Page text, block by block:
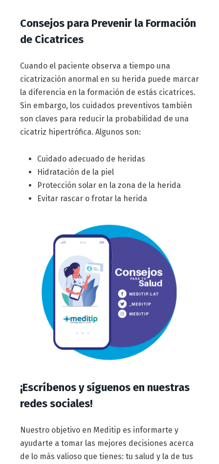
Consejos para Prevenir la Formación
de Cicatrices
Cuando el paciente observa a tiempo una
cicatrización anormal en su herida puede marcar
la diferencia en la formación de estás cicatrices.
Sin embargo, los cuidados preventivos también
son claves para reducir la probabilidad de una
cicatriz hipertrófica. Algunos son:
Cuidado adecuado de heridas
Hidratación de la piel
Protección solar en la zona de la herida
Evitar rascar o frotar la herida
¡Escríbenos y síguenos en nuestras
redes sociales!
Nuestro objetivo en Meditip es informarte y
ayudarte a tomar las mejores decisiones acerca
de lo más valioso que tienes: tu salud y la de tus